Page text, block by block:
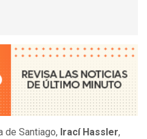
de Santiago, Irací Hassler,